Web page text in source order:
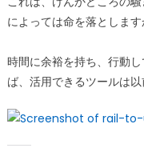
によっては命を落とします
時間に余裕を持ち、行動
ば、活用できるツールは